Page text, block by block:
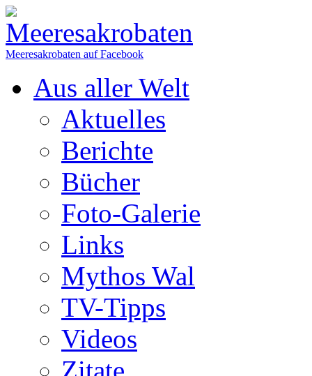
Meeresakrobaten auf Facebook
Aus aller Welt
Aktuelles
Berichte
Bücher
Foto-Galerie
Links
Mythos Wal
TV-Tipps
Videos